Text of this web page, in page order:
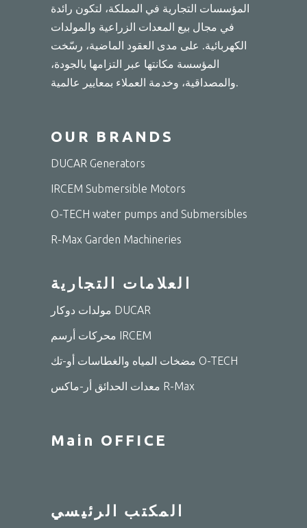
المؤسسات التجارية في المملكة، لتكون رائدة
في مجال بيع المعدات الزراعية والمولدات
الكهربائية. على مدى العقود الماضية، رسّخت
المؤسسة مكانتها عبر التزامها بالجودة،
والمصداقية، وخدمة العملاء بمعايير عالمية.
OUR BRANDS
DUCAR Generators
IRCEM Submersible Motors
O-TECH water pumps and Submersibles
R-Max Garden Machineries
العلامات التجارية
مولدات دوكار DUCAR
محركات أرسم IRCEM
مضخات المياه والغطاسات أو-تك O-TECH
معدات الحدائق أر-ماكس R-Max
Main OFFICE
المكتب الرئيسي